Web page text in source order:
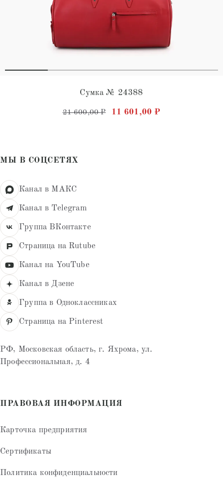
Сумка № 24388
21 600,00₽ Первоначальная цена
11 601,00 ₽Текущая цена:
МЫ В СОЦСЕТЯХ
Канал в МАКС
Канал в Telegram
Группа ВКонтакте
Страница на Rutube
Канал на YouTube
Канал в Дзене
Группа в Одноклассниках
Страница на Pinterest
РФ, Московская область, г. Яхрома, ул.
Профессиональная, д. 4
ПРАВОВАЯ ИНФОРМАЦИЯ
Карточка предприятия
Сертификаты
Политика конфиденциальности